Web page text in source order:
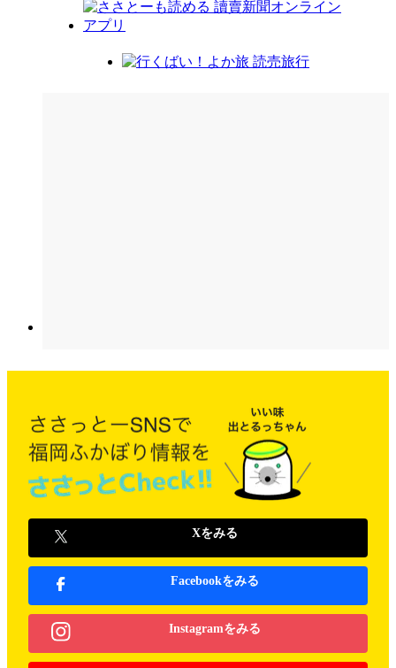
Xをみる
Facebookをみる
Instagramをみる